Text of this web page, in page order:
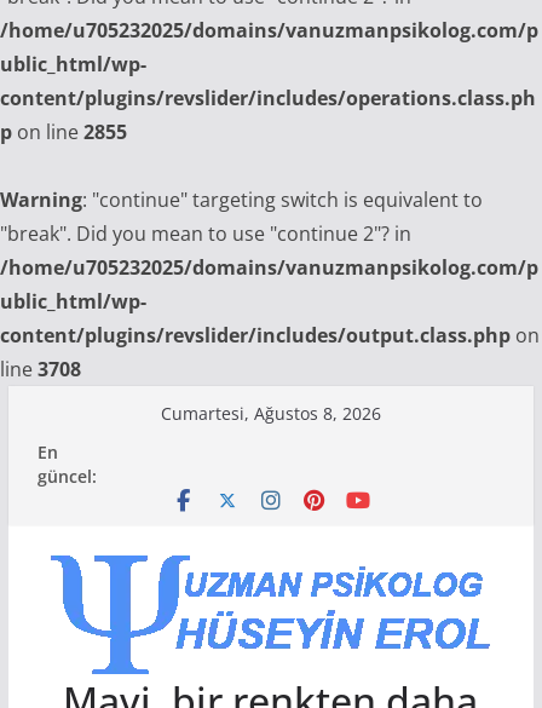
/home/u705232025/domains/vanuzmanpsikolog.com/p
ublic_html/wp-
content/plugins/revslider/includes/operations.class.ph
p on line2855
Warning: "continue" targeting switch is equivalent to
"break". Did you mean to use "continue 2"? in
/home/u705232025/domains/vanuzmanpsikolog.com/p
ublic_html/wp-
content/plugins/revslider/includes/output.class.php on
line3708
content
Cumartesi, Ağustos 8, 2026
En
güncel: